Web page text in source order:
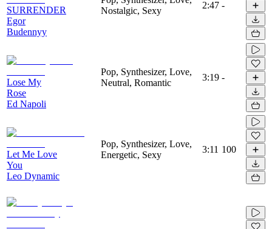
SURRENDER
Egor
Budennyy
Nostalgic, Sexy
2:47 -
Lose My
Rose
Ed Napoli
Pop, Synthesizer, Love,
Neutral, Romantic
3:19 -
Let Me Love
You
Leo Dynamic
Pop, Synthesizer, Love,
Energetic, Sexy
3:11 100